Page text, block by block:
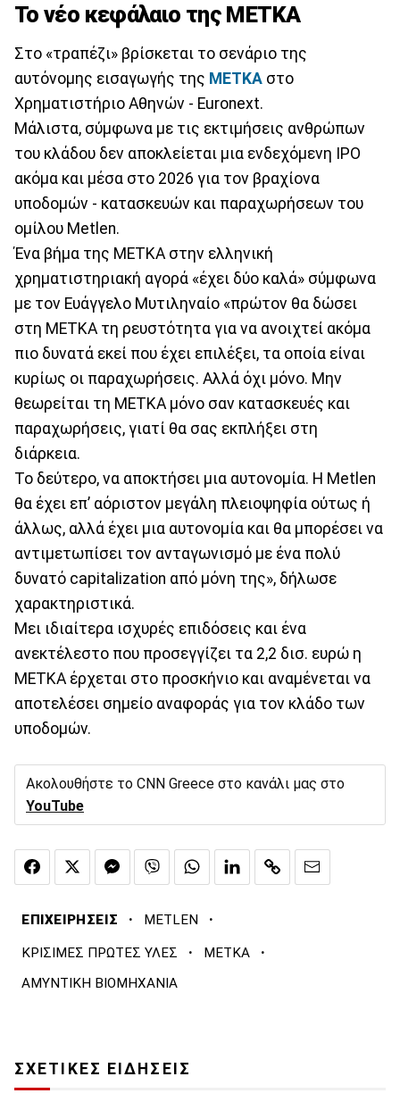
Το νέο κεφάλαιο της METKA
Στο «τραπέζι» βρίσκεται το σενάριο της
αυτόνομης εισαγωγής της ΜΕΤΚΑ στο
Χρηματιστήριο Αθηνών - Euronext.
Μάλιστα, σύμφωνα με τις εκτιμήσεις ανθρώπων
του κλάδου δεν αποκλείεται μια ενδεχόμενη IPO
ακόμα και μέσα στο 2026 για τον βραχίονα
υποδομών - κατασκευών και παραχωρήσεων του
ομίλου Metlen.
Ένα βήμα της ΜΕΤΚΑ στην ελληνική
χρηματιστηριακή αγορά «έχει δύο καλά» σύμφωνα
με τον Ευάγγελο Μυτιληναίο «πρώτον θα δώσει
στη ΜΕΤΚΑ τη ρευστότητα για να ανοιχτεί ακόμα
πιο δυνατά εκεί που έχει επιλέξει, τα οποία είναι
κυρίως οι παραχωρήσεις. Αλλά όχι μόνο. Μην
θεωρείται τη METKA μόνο σαν κατασκευές και
παραχωρήσεις, γιατί θα σας εκπλήξει στη
διάρκεια.
Το δεύτερο, να αποκτήσει μια αυτονομία. Η Metlen
θα έχει επ’ αόριστον μεγάλη πλειοψηφία ούτως ή
άλλως, αλλά έχει μια αυτονομία και θα μπορέσει να
αντιμετωπίσει τον ανταγωνισμό με ένα πολύ
δυνατό capitalization από μόνη της», δήλωσε
χαρακτηριστικά.
Μει ιδιαίτερα ισχυρές επιδόσεις και ένα
ανεκτέλεστο που προσεγγίζει τα 2,2 δισ. ευρώ η
ΜΕΤΚΑ έρχεται στο προσκήνιο και αναμένεται να
αποτελέσει σημείο αναφοράς για τον κλάδο των
υποδομών.
Ακολουθήστε το CNN Greece στο κανάλι μας στο
YouTube
ΕΠΙΧΕΙΡΗΣΕΙΣ · METLEN ·
ΚΡΙΣΙΜΕΣ ΠΡΩΤΕΣ ΥΛΕΣ · ΜΕΤΚΑ ·
ΑΜΥΝΤΙΚΗ ΒΙΟΜΗΧΑΝΙΑ
ΣΧΕΤΙΚΕΣ ΕΙΔΗΣΕΙΣ